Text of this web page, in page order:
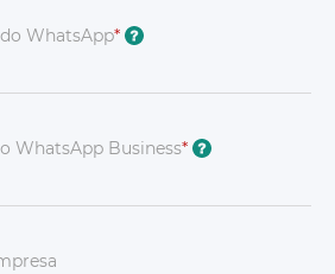
WhatsApp* ?
WhatsApp Business* ?